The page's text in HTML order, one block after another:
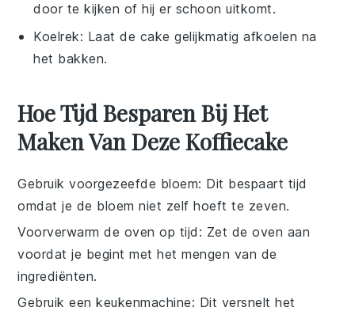
door te kijken of hij er schoon uitkomt.
Koelrek: Laat de cake gelijkmatig afkoelen na
het bakken.
Hoe Tijd Besparen Bij Het
Maken Van Deze Koffiecake
Gebruik voorgezeefde bloem: Dit bespaart tijd
omdat je de bloem niet zelf hoeft te zeven.
Voorverwarm de oven op tijd : Zet de oven aan
voordat je begint met het mengen van de
ingrediënten.
Gebruik een keukenmachine: Dit versnelt het